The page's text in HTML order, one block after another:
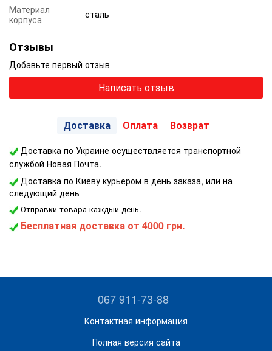
Материал
корпуса
сталь
Отзывы
Добавьте первый отзыв
Написать отзыв
Доставка Оплата Возврат
Доставка по Украине осуществляется транспортной
службой Новая Почта.
Доставка по Киеву курьером в день заказа, или на
следующий день
Отправки товара каждый день.
Бесплатная доставка от 4000 грн.
067 911-73-88
Контактная информация
Полная версия сайта